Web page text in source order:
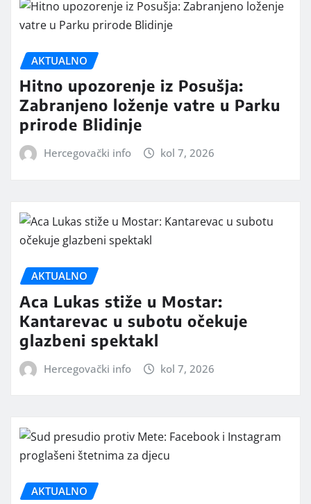
AKTUALNO
Hitno upozorenje iz Posušja:
Zabranjeno loženje vatre u Parku
prirode Blidinje
Hercegovački info kol 7, 2026
AKTUALNO
Aca Lukas stiže u Mostar:
Kantarevac u subotu očekuje
glazbeni spektakl
Hercegovački info kol 7, 2026
AKTUALNO